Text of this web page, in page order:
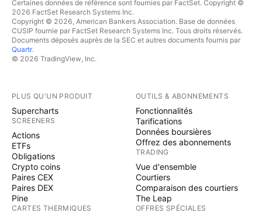
Certaines données de référence sont fournies par FactSet. Copyright ©
2026 FactSet Research Systems Inc.
Copyright © 2026, American Bankers Association. Base de données
CUSIP fournie par FactSet Research Systems Inc. Tous droits réservés.
Documents déposés auprès de la SEC et autres documents fournis par
Quartr.
© 2026 TradingView, Inc.
PLUS QU'UN PRODUIT
Supercharts
SCREENERS
Actions
ETFs
Obligations
Crypto coins
Paires CEX
Paires DEX
Pine
CARTES THERMIQUES
OUTILS & ABONNEMENTS
Fonctionnalités
Tarifications
Données boursières
Offrez des abonnements
TRADING
Vue d'ensemble
Courtiers
Comparaison des courtiers
The Leap
OFFRES SPÉCIALES